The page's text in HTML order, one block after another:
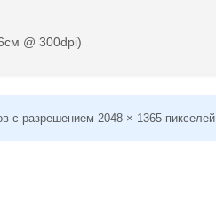
@ 300dpi)
с разрешением 2048 × 1365 пикселей.